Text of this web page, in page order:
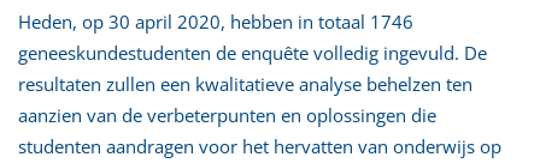
Heden, op 30 april 2020, hebben in totaal 1746
geneeskundestudenten de enquête volledig ingevuld. De
resultaten zullen een kwalitatieve analyse behelzen ten
aanzien van de verbeterpunten en oplossingen die
studenten aandragen voor het hervatten van onderwijs op